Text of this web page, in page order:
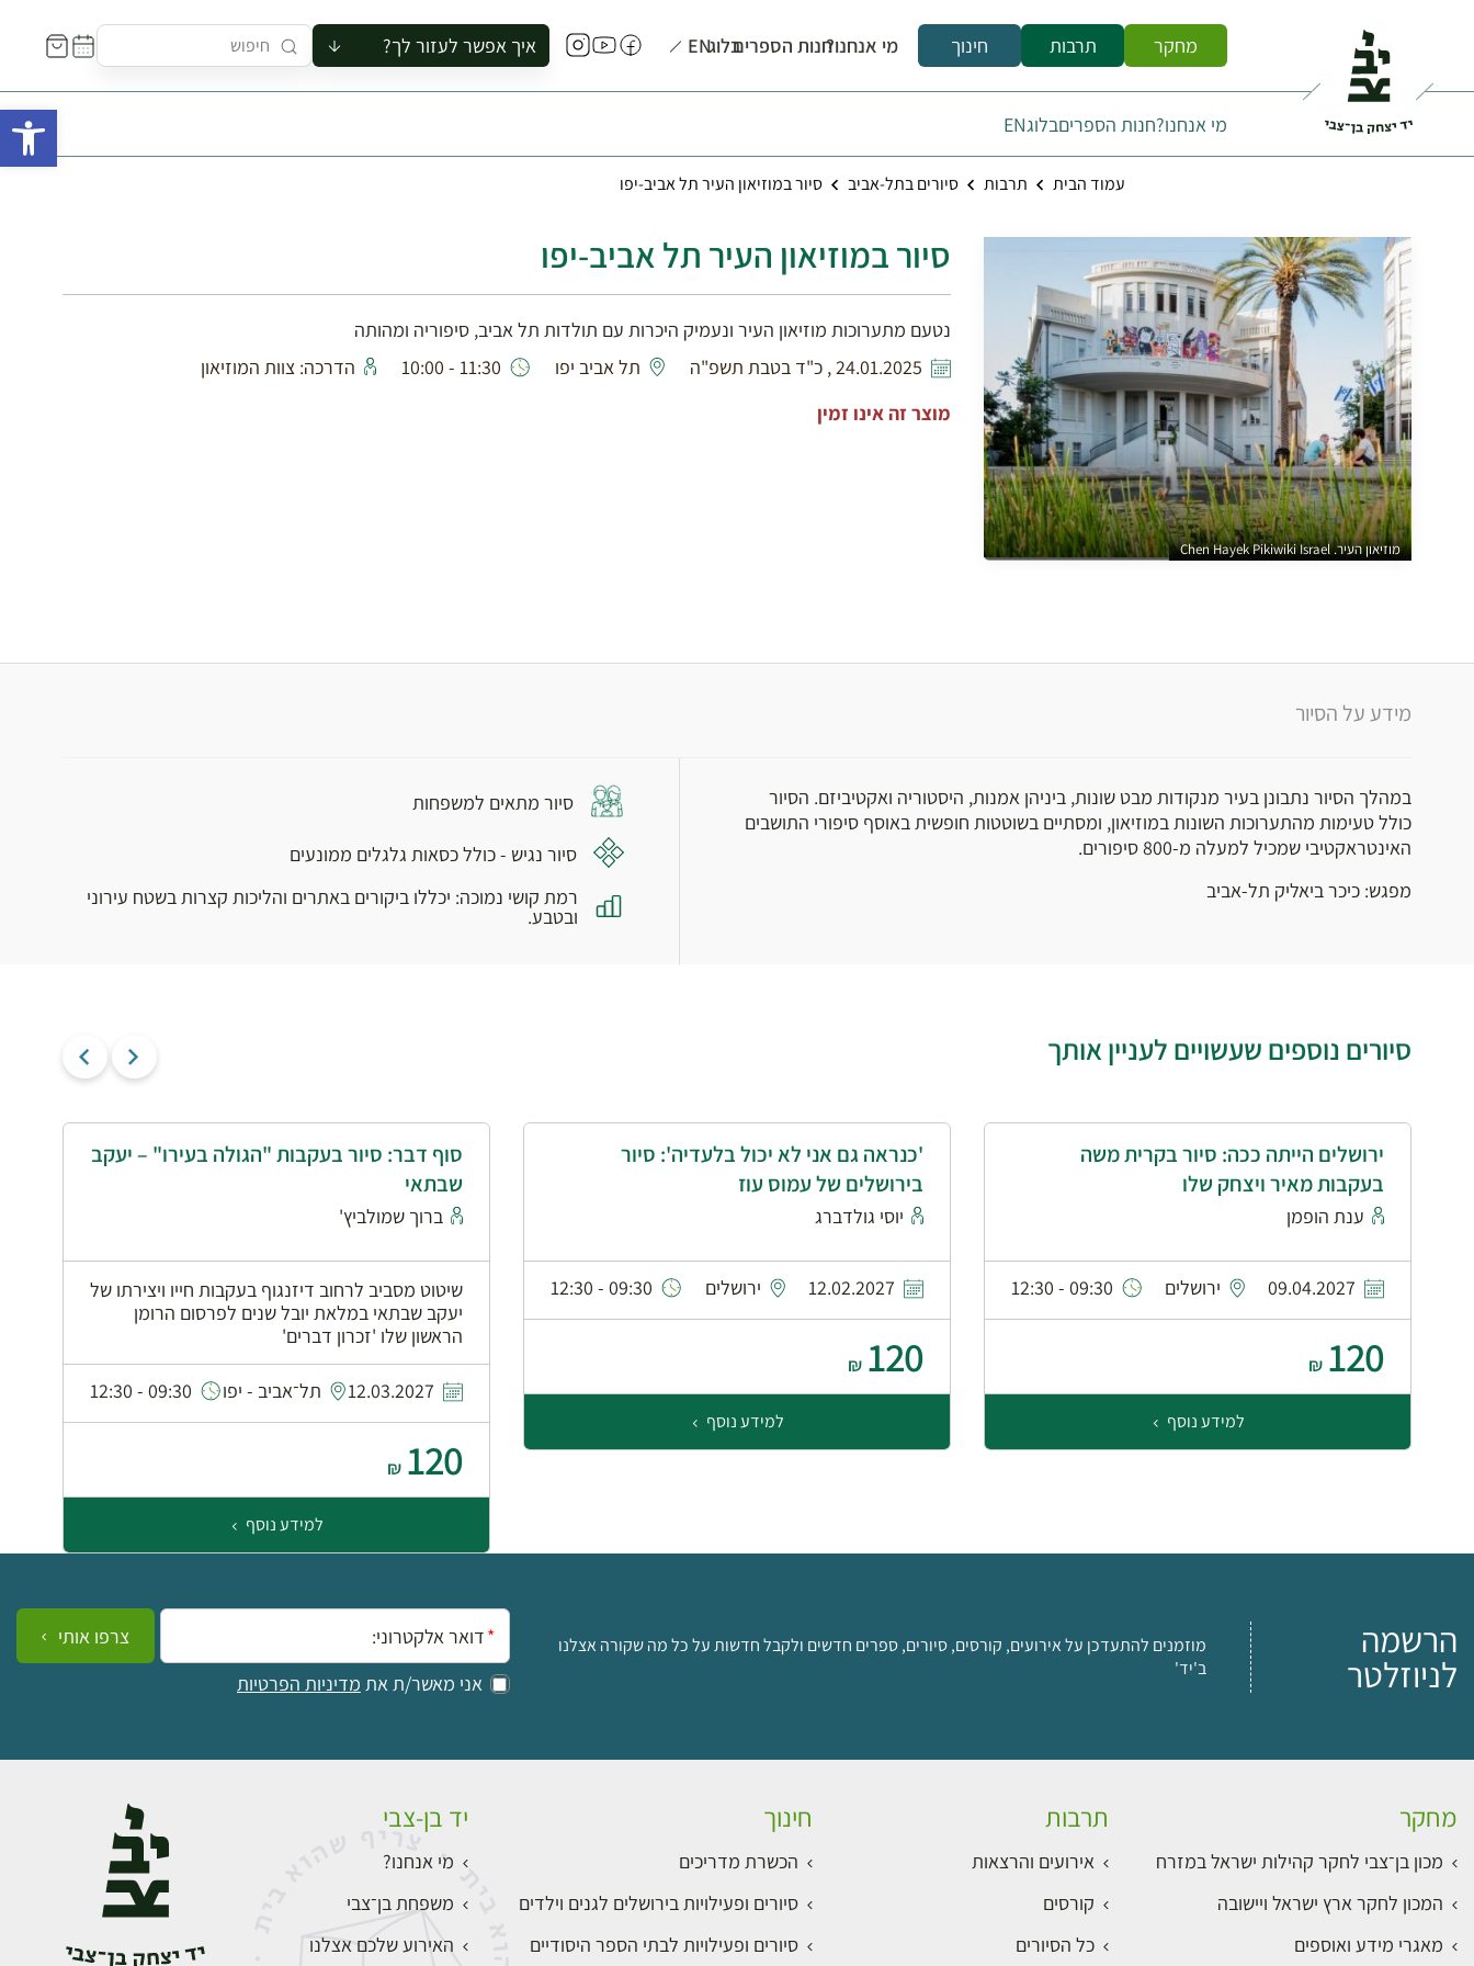
מחקר תרבות חינוך מי אנחנו?חנות הספריםבלוגEN איך אפשר לעזור לך?
להזמין סיור לקבוצה
להירשם לקורס
לתאם ביקור בצריף
מי אנחנו?חנות הספריםבלוגEN
עמוד הבית תרבות סיורים בתל-אביב סיור במוזיאון העיר תל אביב-יפו
מוזיאון העיר. Chen Hayek Pikiwiki Israel
סיור במוזיאון העיר תל אביב-יפו
נטעם מתערוכות מוזיאון העיר ונעמיק היכרות עם תולדות תל אביב, סיפוריה ומהותה
24.01.2025 , כ"ד בטבת תשפ"ה
תל אביב יפו 11:30 - 10:00
הדרכה: צוות המוזיאון
מוצר זה אינו זמין
מידע על הסיור
במהלך הסיור נתבונן בעיר מנקודות מבט שונות, ביניהן אמנות, היסטוריה ואקטיביזם. הסיור
כולל טעימות מהתערוכות השונות במוזיאון, ומסתיים בשוטטות חופשית באוסף סיפורי התושבים
האינטראקטיבי שמכיל למעלה מ-800 סיפורים.
מפגש: כיכר ביאליק תל-אביב
סיור מתאים למשפחות
סיור נגיש - כולל כסאות גלגלים ממונעים
רמת קושי נמוכה: יכללו ביקורים באתרים והליכות קצרות בשטח עירוני
ובטבע.
סיורים נוספים שעשויים לעניין אותך
ירושלים הייתה ככה: סיור בקרית משה
בעקבות מאיר ויצחק שלו
ענת הופמן
09.04.2027 ירושלים 09:30 - 12:30
120
₪
למידע נוסף
'כנראה גם אני לא יכול בלעדיה': סיור
בירושלים של עמוס עוז
יוסי גולדברג
12.02.2027 ירושלים 09:30 - 12:30
120
₪
למידע נוסף
סוף דבר: סיור בעקבות "הגולה בעירו" – יעקב
שבתאי
ברוך שמולביץ'
שיטוט מסביב לרחוב דיזנגוף בעקבות חייו ויצירתו של
יעקב שבתאי במלאת יובל שנים לפרסום הרומן
הראשון שלו 'זכרון דברים'
12.03.2027 תל־אביב - יפו 09:30 - 12:30
120
₪
למידע נוסף
הרשמה
לניוזלטר
מוזמנים להתעדכן על אירועים, קורסים, סיורים, ספרים חדשים ולקבל חדשות על כל מה שקורה אצלנו
ב'יד'
אימייל:
אני מאשר/ת את מדיניות הפרטיות
צרפו אותי
מחקר
מכון בן־צבי לחקר קהילות ישראל במזרח
המכון לחקר ארץ ישראל ויישובה
מאגרי מידע ואוספים
תרבות
אירועים והרצאות
קורסים
כל הסיורים
חינוך
הכשרת מדריכים
סיורים ופעילויות בירושלים לגנים וילדים
סיורים ופעילויות לבתי הספר היסודיים
יד בן-צבי
מי אנחנו?
משפחת בן־צבי
האירוע שלכם אצלנו